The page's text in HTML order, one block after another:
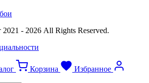
- 2026 All Rights Reserved.
Корзина
Избранное